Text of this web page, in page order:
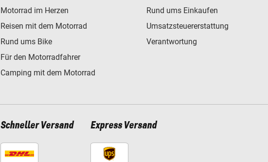
Motorrad im Herzen
Reisen mit dem Motorrad
Rund ums Bike
Für den Motorradfahrer
Camping mit dem Motorrad
Rund ums Einkaufen
Umsatzsteuererstattung
Verantwortung
Schneller Versand Express Versand